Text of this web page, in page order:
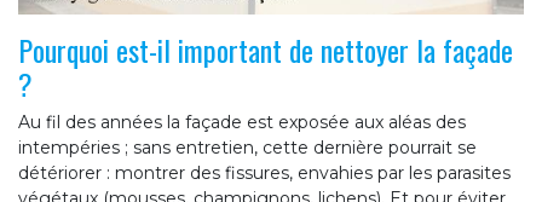
Pourquoi est-il important de nettoyer la façade
?
Au fil des années la façade est exposée aux aléas des
intempéries ; sans entretien, cette dernière pourrait se
détériorer : montrer des fissures, envahies par les parasites